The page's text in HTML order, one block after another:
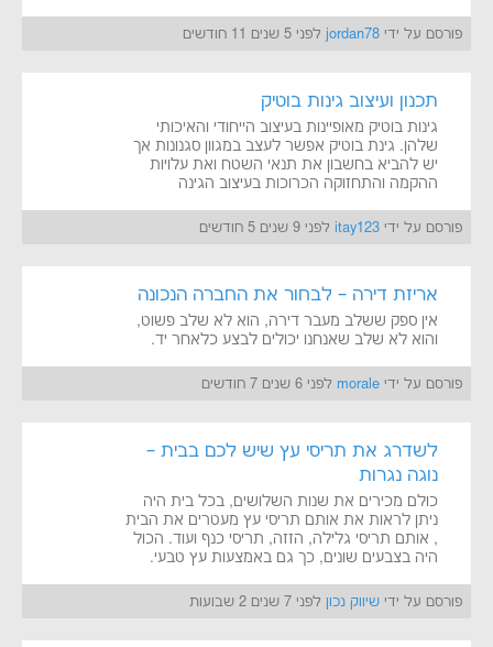
פורסם על ידי jordan78 לפני 5 שנים 11 חודשים
תכנון ועיצוב גינות בוטיק
גינות בוטיק מאופיינות בעיצוב הייחודי והאיכותי
שלהן. גינת בוטיק אפשר לעצב במגוון סגנונות אך
יש להביא בחשבון את תנאי השטח ואת עלויות
ההקמה והתחזוקה הכרוכות בעיצוב הגינה
פורסם על ידי itay123 לפני 9 שנים 5 חודשים
אריזת דירה – לבחור את החברה הנכונה
אין ספק ששלב מעבר דירה, הוא לא שלב פשוט,
והוא לא שלב שאנחנו יכולים לבצע כלאחר יד.
פורסם על ידי morale לפני 6 שנים 7 חודשים
לשדרג את תריסי עץ שיש לכם בבית –
נוגה נגרות
כולם מכירים את שנות השלושים, בכל בית היה
ניתן לראות את אותם תריסי עץ מעטרים את הבית
, אותם תריסי גלילה, הזזה, תריסי כנף ועוד. הכול
היה בצבעים שונים, כך גם באמצעות עץ טבעי.
פורסם על ידי שיווק נכון לפני 7 שנים 2 שבועות